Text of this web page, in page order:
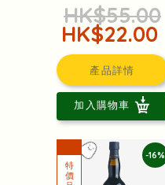
HK$55.00
HK$22.00
產品詳情
加入購物車
-16%